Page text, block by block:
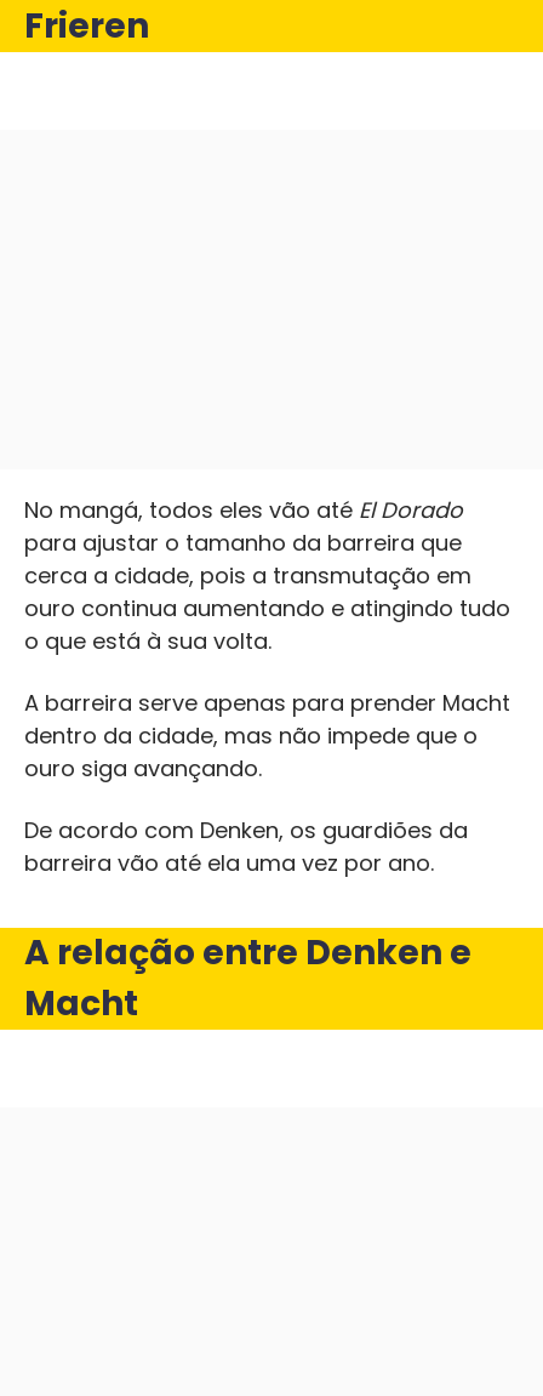
Frieren
No mangá, todos eles vão até El Dorado
para ajustar o tamanho da barreira que
cerca a cidade, pois a transmutação em
ouro continua aumentando e atingindo tudo
o que está à sua volta.
A barreira serve apenas para prender Macht
dentro da cidade, mas não impede que o
ouro siga avançando.
De acordo com Denken, os guardiões da
barreira vão até ela uma vez por ano.
A relação entre Denken e
Macht